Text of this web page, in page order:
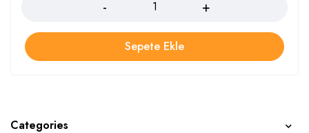
Categories
Sepete Ekle